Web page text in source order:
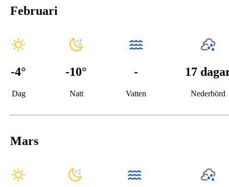
Februari
-4°
Dag
-10°
Natt
-
Vatten
17
Nederbörd
Mars